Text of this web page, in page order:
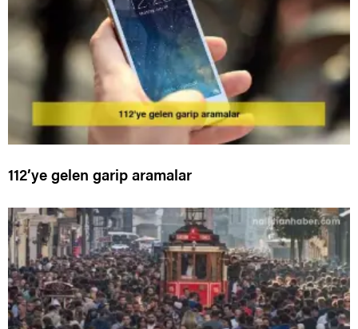
112’ye gelen garip aramalar